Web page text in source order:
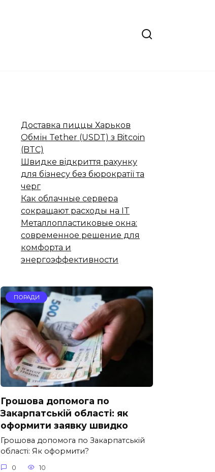
Доставка пиццы Харьков
Обмін Tether (USDT) з Bitcoin
(BTC)
Швидке відкриття рахунку
для бізнесу без бюрократії та
черг
Как облачные сервера
сокращают расходы на IT
Металлопластиковые окна:
современное решение для
комфорта и
энергоэффективности
ПОРАДИ
Грошова допомога по
Закарпатській області: як
оформити заявку швидко
Грошова допомога по Закарпатській
області: Як оформити?
0 10